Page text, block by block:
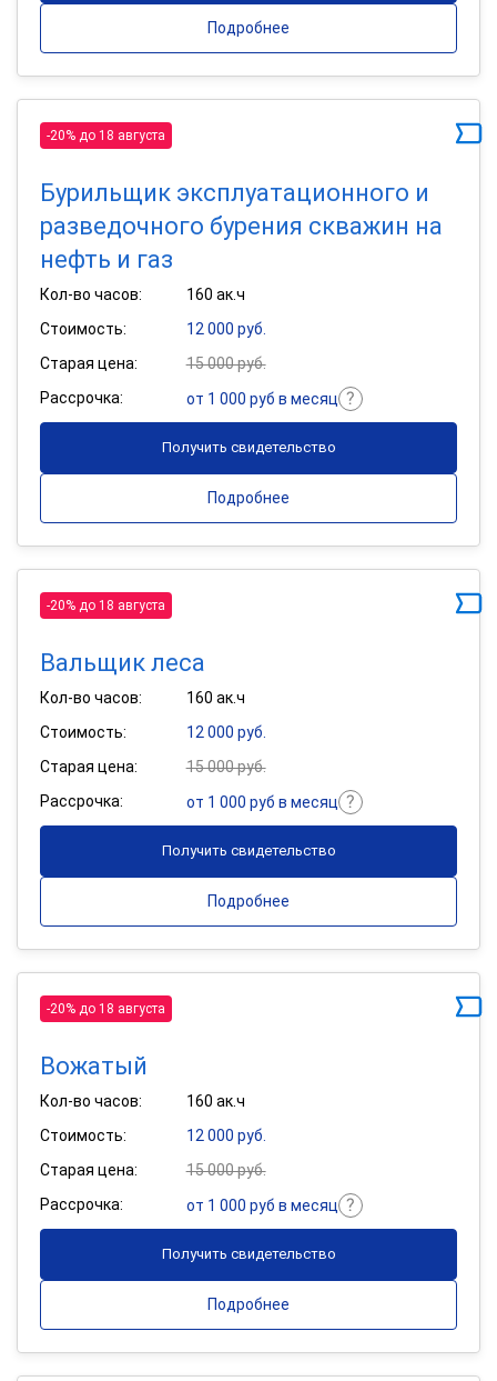
Подробнее
-20% до 18 августа
Бурильщик эксплуатационного и
разведочного бурения скважин на
нефть и газ
Кол-во часов:
160 ак.ч
Стоимость:
12 000 руб.
Старая цена:
15 000 руб.
Рассрочка:
от 1 000 руб в месяц
Получить свидетельство
Подробнее
-20% до 18 августа
Вальщик леса
Кол-во часов:
160 ак.ч
Стоимость:
12 000 руб.
Старая цена:
15 000 руб.
Рассрочка:
от 1 000 руб в месяц
Получить свидетельство
Подробнее
-20% до 18 августа
Вожатый
Кол-во часов:
160 ак.ч
Стоимость:
12 000 руб.
Старая цена:
15 000 руб.
Рассрочка:
от 1 000 руб в месяц
Получить свидетельство
Подробнее